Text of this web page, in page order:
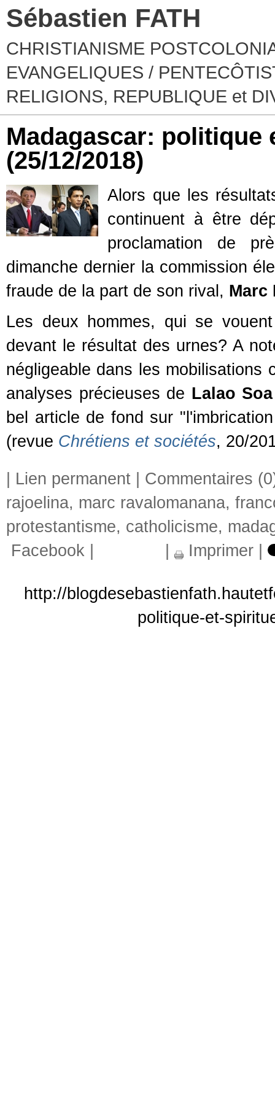
Sébastien FATH
CHRISTIANISME
EVANGELIQUES /
RELIGIONS, REPUBLIQUE et
Madagascar:
(25/12/2018)
Alors que les
continuent à être
proclamation de
dimanche dernier la commission
fraude de la part de son rival, Marc
Les deux hommes, qui se
devant le résultat des urnes? A
négligeable dans les mobilisations
analyses précieuses de Lalao
bel article de fond sur
(revue Chrétiens et sociétés, 20/
Lien permanent
Commentaires
rajoelina, marc ravalomanana,
protestantisme, catholicisme,
Facebook
Imprimer
http://
politique-et-